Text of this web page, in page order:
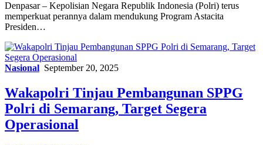
Denpasar – Kepolisian Negara Republik Indonesia (Polri) terus
memperkuat perannya dalam mendukung Program Astacita
Presiden…
Nasional September 20, 2025
Wakapolri Tinjau Pembangunan SPPG
Polri di Semarang, Target Segera
Operasional